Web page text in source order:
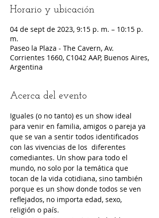
Horario y ubicación
04 de sept de 2023, 9:15 p. m. – 10:15 p.
m.
Paseo la Plaza - The Cavern, Av.
Corrientes 1660, C1042 AAP, Buenos Aires,
Argentina
Acerca del evento
Iguales (o no tanto) es un show ideal
para venir en familia, amigos o pareja ya
que se van a sentir todos identificados
con las vivencias de los  diferentes
comediantes. Un show para todo el
mundo, no solo por la temática que
tocan de la vida cotidiana, sino también
porque es un show donde todos se ven
reflejados, no importa edad, sexo,
religión o país.